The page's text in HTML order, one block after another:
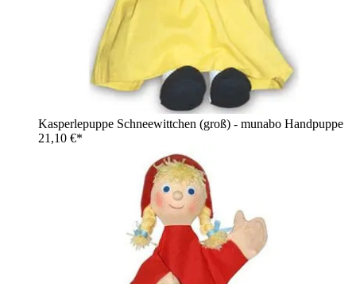
Kasperlepuppe Schneewittchen (groß) - munabo Handpuppe
21,10 €*